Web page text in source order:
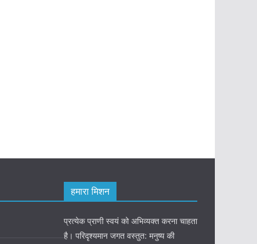
हमारा मिशन
प्रत्येक प्राणी स्वयं को अभिव्यक्त करना चाहता
है। परिदृश्यमान जगत वस्तुत: मनुष्य की